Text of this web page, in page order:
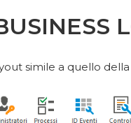
simile a quello della